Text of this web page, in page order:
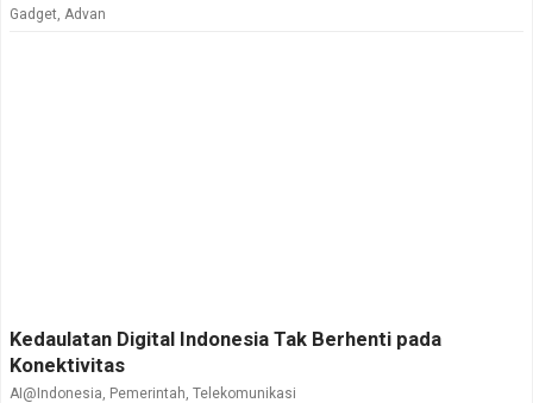
Gadget Advan
Kedaulatan Digital Indonesia Tak Berhenti pada
Konektivitas
AI@Indonesia Pemerintah Telekomunikasi